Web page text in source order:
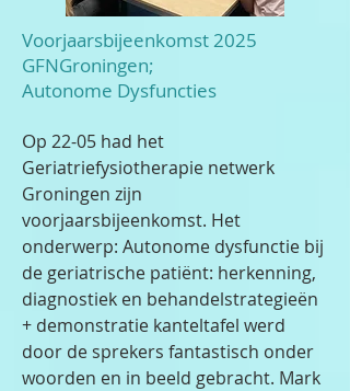
Voorjaarsbijeenkomst 2025
GFNGroningen;
Autonome Dysfuncties
Op 22-05 had het
Geriatriefysiotherapie netwerk
Groningen zijn
voorjaarsbijeenkomst. Het
onderwerp: Autonome dysfunctie bij
de geriatrische patiënt: herkenning,
diagnostiek en behandelstrategieën
+ demonstratie kanteltafel werd
door de sprekers fantastisch onder
woorden en in beeld gebracht. Mark